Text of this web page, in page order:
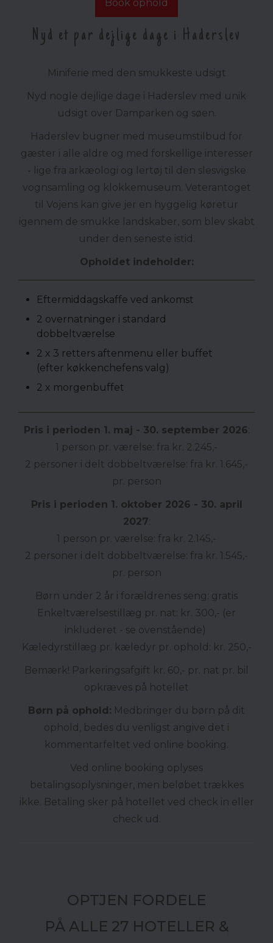
Book ophold
Nyd et par dejlige dage i Haderslev
Miniferie med den smukkeste udsigt
Nyd nogle dejlige dage i Haderslev med unik
udsigt over Damparken og søen.
Haderslev bugner med museumstilbud for
gæster i alle aldre og med forskellige interesser
- lige fra arkæologi og lertøj til den slesvigske
vognsamling og klokkemuseum. Veterantoget
til Vojens kan give jer en hyggelig køretur
igennem de smukke landskaber, som blev skabt
under den seneste istid.
Opholdet indeholder:
Eftermiddagskaffe ved ankomst
2 overnatninger i standard
dobbeltværelse
2 x 3 retters aftenmenu eller buffet
(efter køkkenchefens valg)
2 x morgenbuffet
Pris i perioden 1. maj - 30. september 2026:
1 person pr. værelse: fra kr. 2.245,-
2 personer i delt dobbeltværelse: fra kr. 1.645,-
pr. person
Pris i perioden 1. oktober 2026 - 30. april
2027:
1 person pr. værelse: fra kr. 2.145,-
2 personer i delt dobbeltværelse: fra kr. 1.545,-
pr. person
Børn under 2 år i forældrenes seng: gratis
Enkeltværelsestillæg pr. nat: kr. 300,- (er
inkluderet - se ovenstående)
Kæledyrstillæg pr. kæledyr pr. ophold: kr. 250,-
Bemærk! Parkeringsafgift kr. 60,- pr. nat pr. bil
opkræves på hotellet
Børn på ophold: Medbringer du børn på dit
ophold, bedes du venligst angive det i
kommentarfeltet ved online booking.
Ved online booking oplyses
betalingsoplysninger, men beløbet trækkes
ikke. Betaling sker på hotellet ved check in eller
check ud.
OPTJEN FORDELE
PÅ ALLE 27 HOTELLER &